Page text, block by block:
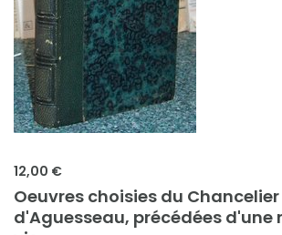
12,00 €
Oeuvres choisies du Chancelier
d'Aguesseau, précédées d'une